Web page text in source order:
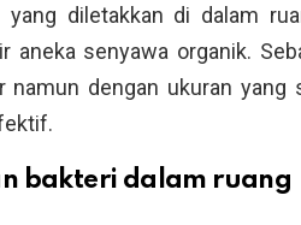
yang diletakkan di dalam
aneka senyawa organik.
dengan ukuran yang
bakteri dalam ruang